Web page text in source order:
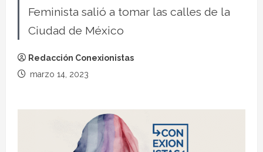
Feminista salió a tomar las calles de la
Ciudad de México
Redacción Conexionistas
marzo 14, 2023